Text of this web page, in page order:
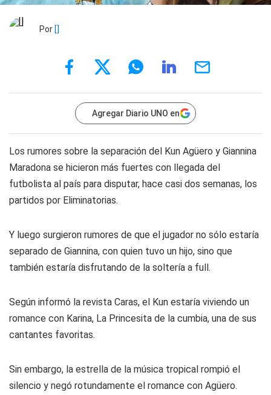
Por []
Agregar Diario UNO en
Los rumores sobre la separación del Kun Agüero y Giannina
Maradona se hicieron más fuertes con llegada del
futbolista al país para disputar, hace casi dos semanas, los
partidos por Eliminatorias.
Y luego surgieron rumores de que el jugador no sólo estaría
separado de Giannina, con quien tuvo un hijo, sino que
también estaría disfrutando de la soltería a full.
Según informó la revista Caras, el Kun estaría viviendo un
romance con Karina, La Princesita de la cumbia, una de sus
cantantes favoritas.
Sin embargo, la estrella de la música tropical rompió el
silencio y negó rotundamente el romance con Agüero.